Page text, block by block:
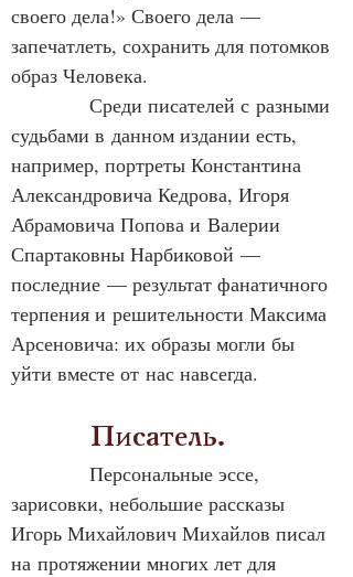
своего дела!» Своего дела —
запечатлеть, сохранить для потомков
образ Человека.
Среди писателей с разными
судьбами в данном издании есть,
например, портреты Константина
Александровича Кедрова, Игоря
Абрамовича Попова и Валерии
Спартаковны Нарбиковой —
последние — результат фанатичного
терпения и решительности Максима
Арсеновича: их образы могли бы
уйти вместе от нас навсегда.
Писатель.
Персональные эссе,
зарисовки, небольшие рассказы
Игорь Михайлович Михайлов писал
на протяжении многих лет для